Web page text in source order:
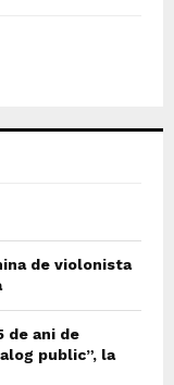
de violonista
de ani de
public”, la